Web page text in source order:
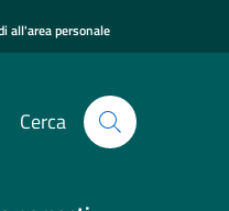
all'area personale
Cerca